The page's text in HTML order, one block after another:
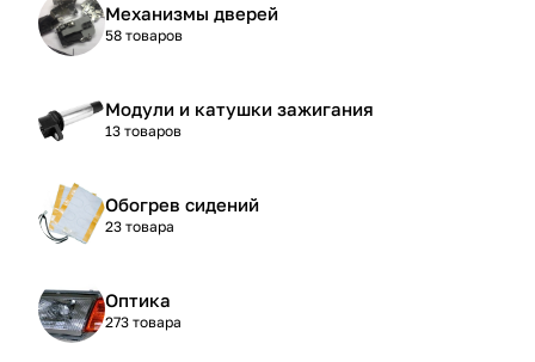
Механизмы дверей
58 товаров
Модули и катушки зажигания
13 товаров
Обогрев сидений
23 товара
Оптика
273 товара